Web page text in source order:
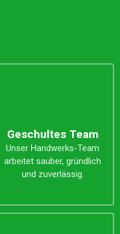
Geschultes Team
Unser Handwerks-Team
arbeitet sauber, gründlich
und zuverlässig.